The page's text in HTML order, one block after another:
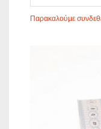
Παρακαλούμε